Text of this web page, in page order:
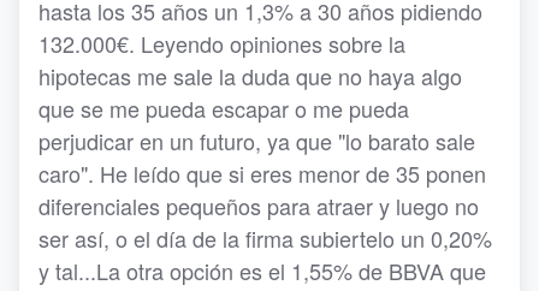
hasta los 35 años un 1,3% a 30 años pidiendo
132.000€. Leyendo opiniones sobre la
hipotecas me sale la duda que no haya algo
que se me pueda escapar o me pueda
perjudicar en un futuro, ya que "lo barato sale
caro". He leído que si eres menor de 35 ponen
diferenciales pequeños para atraer y luego no
ser así, o el día de la firma subiertelo un 0,20%
y tal...La otra opción es el 1,55% de BBVA que